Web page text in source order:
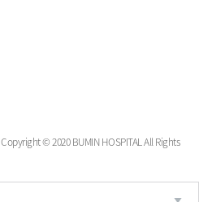
Copyright © 2020 BUMIN HOSPITAL All Rights